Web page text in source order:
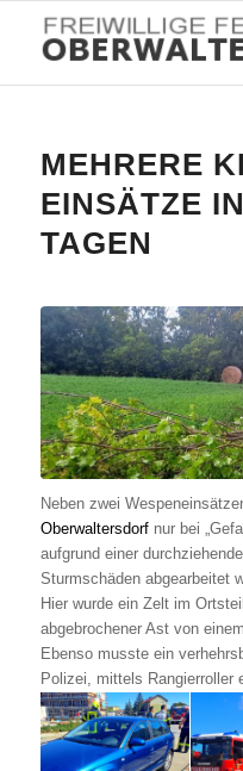
MEHRERE
EINSÄTZE
TAGEN
Neben zwei
Oberwaltersdorfnur bei
aufgrund einer
Sturmschäden abgearbeitet
Hier wurde ein Zelt im
abgebrochener Ast von
Ebenso musste ein
Polizei, mittels Rangierroller